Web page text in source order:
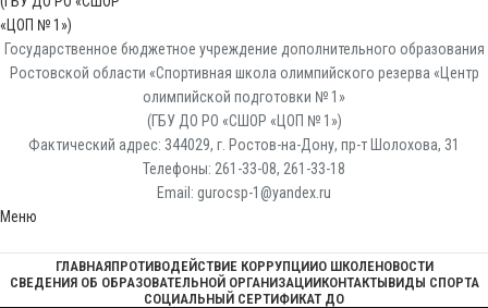
Государственное бюджетное учреждение дополнительного образования
Ростовской области «Спортивная школа олимпийского резерва «Центр
олимпийской подготовки № 1»
(ГБУ ДО РО «СШОР «ЦОП № 1»)
Фактический адрес: 344029, г. Ростов-на-Дону, пр-т Шолохова, 31
Телефоны: 261-33-08, 261-33-18
Email: gurocsp-1@yandex.ru
Меню
ГЛАВНАЯПРОТИВОДЕЙСТВИЕ КОРРУПЦИИО ШКОЛЕНОВОСТИ
СВЕДЕНИЯ ОБ ОБРАЗОВАТЕЛЬНОЙ ОРГАНИЗАЦИИКОНТАКТЫВИДЫ СПОРТА
СОЦИАЛЬНЫЙ СЕРТИФИКАТ ДО